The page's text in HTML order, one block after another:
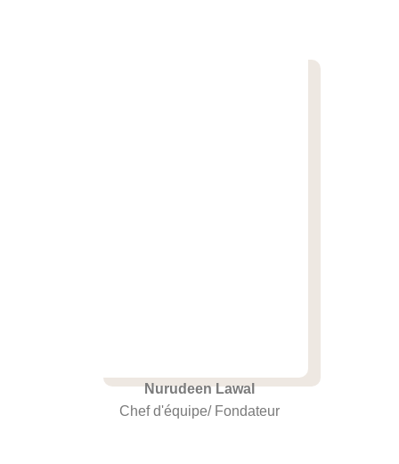
Nurudeen Lawal
Chef d'équipe/ Fondateur